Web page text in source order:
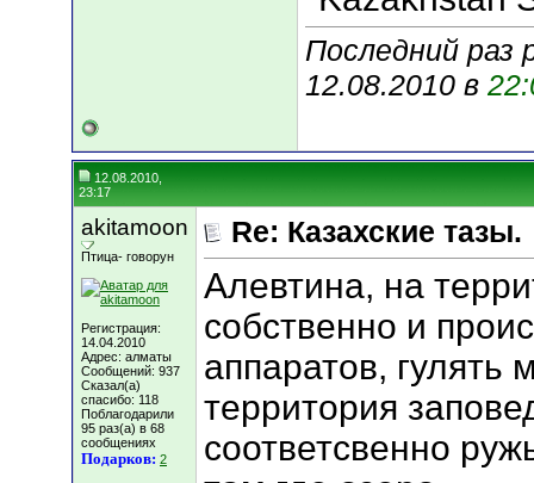
Последний раз
12.08.2010 в
12.08.2010,
23:17
akitamoon
Птица- говорун
Регистрация:
14.04.2010
Адрес: алматы
Сообщений: 937
Сказал(а)
спасибо: 118
Поблагодарили
95 раз(а) в 68
сообщениях
Подарков: 2
Re: Казахские тазы.
Алевтина, на
собственно и
аппаратов, гулять
территория
соответсвенно